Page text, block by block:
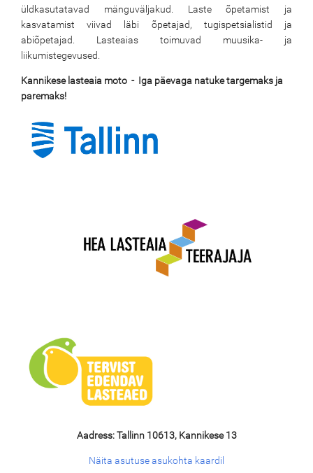
üldkasutatavad mänguväljakud. Laste õpetamist ja
kasvatamist viivad läbi õpetajad, tugispetsialistid ja
abiõpetajad. Lasteaias toimuvad muusika- ja
liikumistegevused.
Kannikese lasteaia moto - Iga päevaga natuke targemaks ja
paremaks!
Aadress: Tallinn 10613, Kannikese 13
Näita asutuse asukohta kaardil